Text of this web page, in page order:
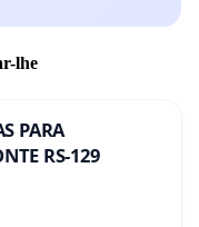
lhe
PARA
RS-129